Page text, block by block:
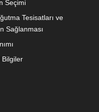
Seçimi
Tesisatları ve
Sağlanması
Bilgiler